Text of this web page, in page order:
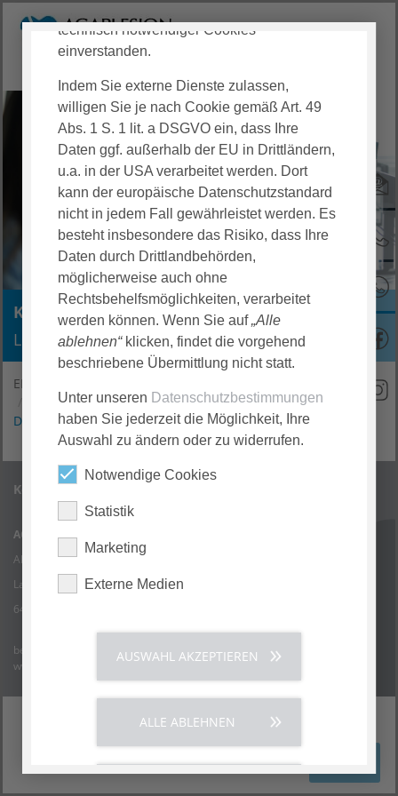
Karriereblog
Lernen Sie uns als Arbeitgeberin kennen
EKE Darmstadt Karriere
Ein besonderer Meilenstein: Zusammenschluss der
Darmstädter…
Kontakt
AGAPLESION ELISABETHENSTIFT gemeinnützige GmbH
Akademisches Lehrkrankenhaus
Landgraf-Georg-Straße 100
64287 Darmstadt
bewerbung.eke@agaplesion.de
www.agaplesion-elisabethenstift.de
Kontakt und Anfahrt Impressum Datenschutzerklärung
technisch notwendiger Cookies
einverstanden.
Indem Sie externe Dienste zulassen,
willigen Sie je nach Cookie gemäß Art. 49
Abs. 1 S. 1 lit. a DSGVO ein, dass Ihre
Daten ggf. außerhalb der EU in Drittländern,
u.a. in der USA verarbeitet werden. Dort
kann der europäische Datenschutzstandard
nicht in jedem Fall gewährleistet werden. Es
besteht insbesondere das Risiko, dass Ihre
Daten durch Drittlandbehörden,
möglicherweise auch ohne
Rechtsbehelfsmöglichkeiten, verarbeitet
werden können. Wenn Sie auf„Alle
ablehnen“klicken, findet die vorgehend
beschriebene Übermittlung nicht statt.
Unter unseren Datenschutzbestimmungen
haben Sie jederzeit die Möglichkeit, Ihre
Auswahl zu ändern oder zu widerrufen.
Notwendige Cookies
Statistik
Marketing
Externe Medien
AUSWAHL AKZEPTIEREN
ALLE ABLEHNEN